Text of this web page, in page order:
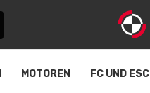
MOTOREN FC UND ESC